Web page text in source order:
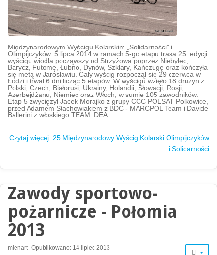
Międzynarodowym Wyścigu Kolarskim „Solidarności" i
Olimpijczyków. 5 lipca 2014 w ramach 5-go etapu trasa 25. edycji
wyścigu wiodła począwszy od Strzyżowa poprzez Niebylec,
Barycz, Futomę, Łubno, Dynów, Szklary, Kańczugę oraz kończyła
się metą w Jarosławiu. Cały wyścig rozpoczął się 29 czerwca w
Łodzi i trwał 6 dni licząc 5 etapów. W wyścigu wzięło 18 drużyn z
Polski, Czech, Białorusi, Ukrainy, Holandii, Słowacji, Rosji,
Azerbejdżanu, Niemiec oraz Włoch, w sumie 105 zawodników.
Etap 5 zwycięzył Jacek Morajko z grupy CCC POLSAT Polkowice,
przed Adamem Stachowiakiem z BDC - MARCPOL Team i Davide
Ballerini z włoskiego TEAM IDEA.
Czytaj więcej: 25 Międzynarodowy Wyścig Kolarski Olimpijczyków
i Solidarności
Zawody sportowo-
pożarnicze - Połomia
2013
mlenart Opublikowano: 14 lipiec 2013